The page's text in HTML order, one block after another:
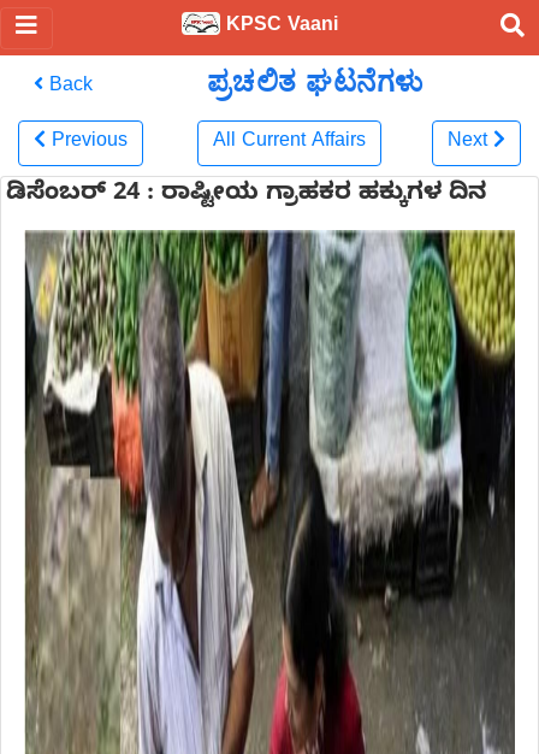
KPSC Vaani
Back ಪ್ರಚಲಿತ ಘಟನೆಗಳು
Previous All Current Affairs Next
ಡಿಸೆಂಬರ್ 24 : ರಾಷ್ಟೀಯ ಗ್ರಾಹಕರ ಹಕ್ಕುಗಳ ದಿನ